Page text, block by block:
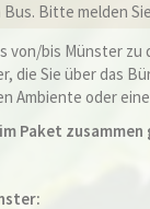
Bitte melden
von/bis Münster
die Sie über das
Ambiente oder
Paket